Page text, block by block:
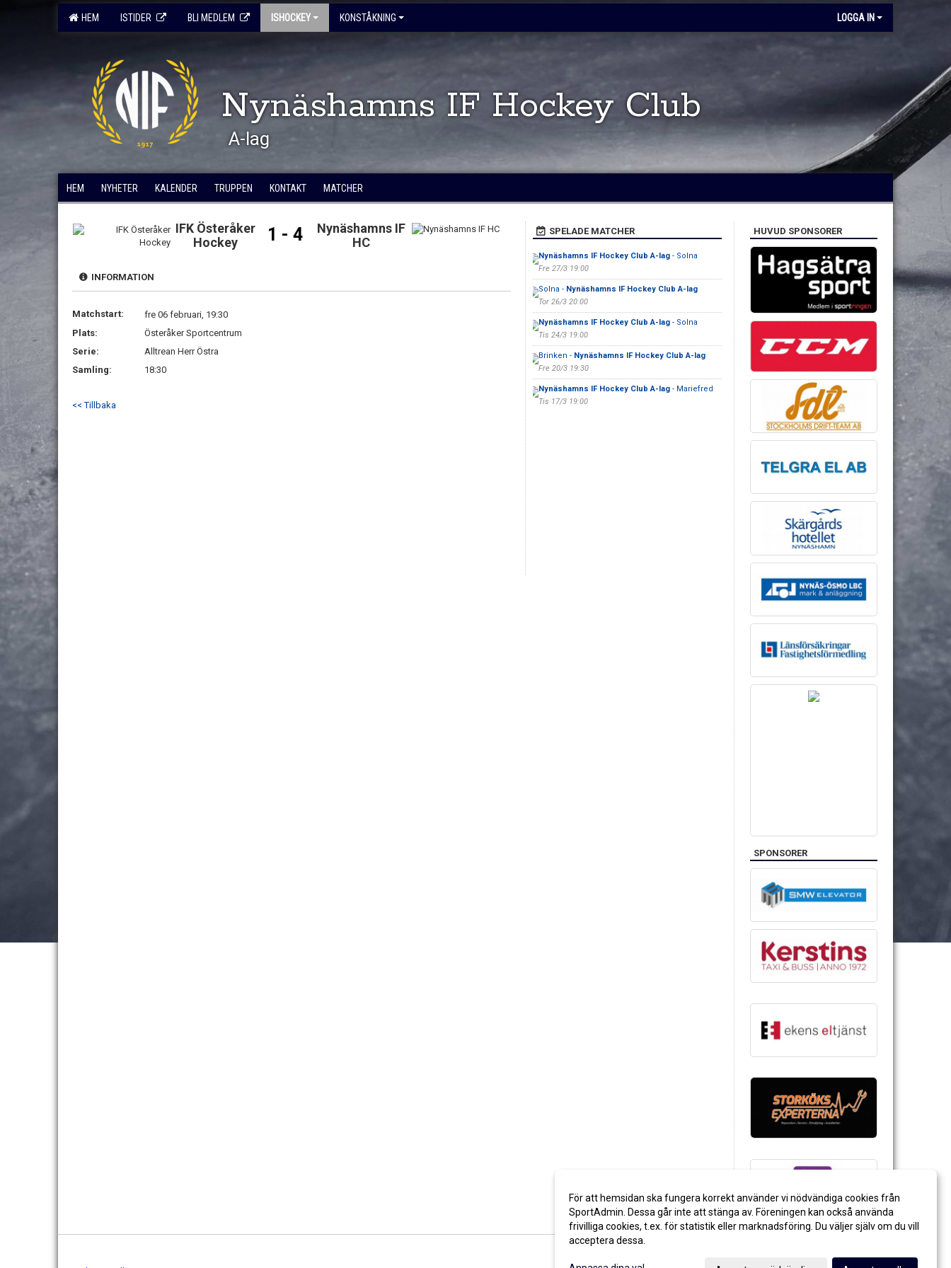
HEM ISTIDER BLI MEDLEM ISHOCKEY KONSTÅKNING LOGGA IN
Nynäshamns IF Hockey Club
A-lag
HEM NYHETER KALENDER TRUPPEN KONTAKT MATCHER
IFK Österåker
Hockey
1 - 4
Nynäshamns IF
HC
INFORMATION
Matchstart:
fre 06 februari, 19:30
Plats:
Österåker Sportcentrum
Serie:
Alltrean Herr Östra
Samling:
18:30
<< Tillbaka
SPELADE MATCHER
Nynäshamns IF Hockey Club A-lag- Solna
Fre 27/3 19:00
Solna - Nynäshamns IF Hockey Club A-lag
Tor 26/3 20:00
Nynäshamns IF Hockey Club A-lag- Solna
Tis 24/3 19:00
Brinken - Nynäshamns IF Hockey Club A-lag
Fre 20/3 19:30
Nynäshamns IF Hockey Club A-lag- Mariefred
Tis 17/3 19:00
HUVUD SPONSORER
SPONSORER
För att hemsidan ska fungera korrekt använder vi nödvändiga cookies från
SportAdmin. Dessa går inte att stänga av. Föreningen kan också använda
frivilliga cookies, t.ex. för statistik eller marknadsföring. Du väljer själv om du vill
acceptera dessa.